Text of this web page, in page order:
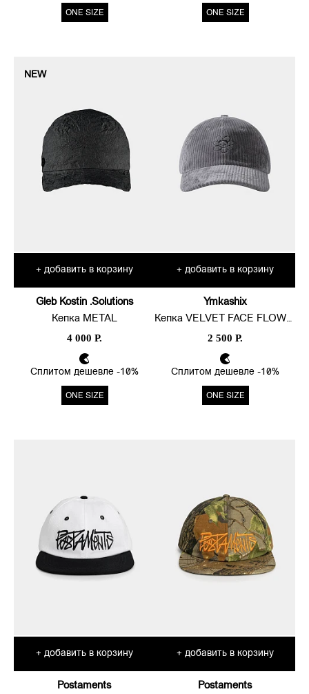
ONE SIZE ONE SIZE
NEW
+ добавить в корзину
Gleb Kostin .Solutions
Кепка METAL
4 000 Р.
Сплитом дешевле -10%
ONE SIZE
+ добавить в корзину
Ymkashix
Кепка VELVET FACE FLOWER
2 500 Р.
Сплитом дешевле -10%
ONE SIZE
+ добавить в корзину
Postaments
+ добавить в корзину
Postaments